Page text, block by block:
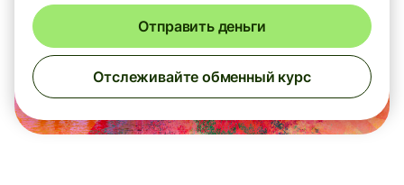
Отправить деньги
Отслеживайте обменный курс